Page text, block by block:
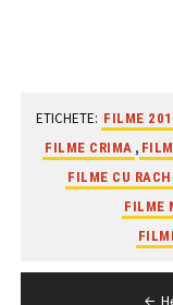
ETICHETE: FILME
FILME CRIMA ,
FILME CU
FILME
Navigare